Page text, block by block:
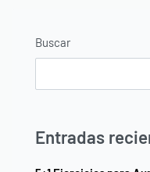
Buscar
Entradas